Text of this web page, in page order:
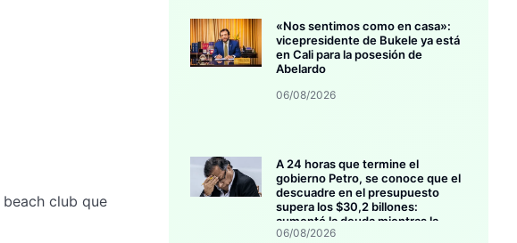
beach club que
«Nos sentimos como en casa»:
vicepresidente de Bukele ya está
en Cali para la posesión de
Abelardo
06/08/2026
A 24 horas que termine el
gobierno Petro, se conoce que el
descuadre en el presupuesto
supera los $30,2 billones:
aumentó la deuda mientras la
inversión se estanca
06/08/2026